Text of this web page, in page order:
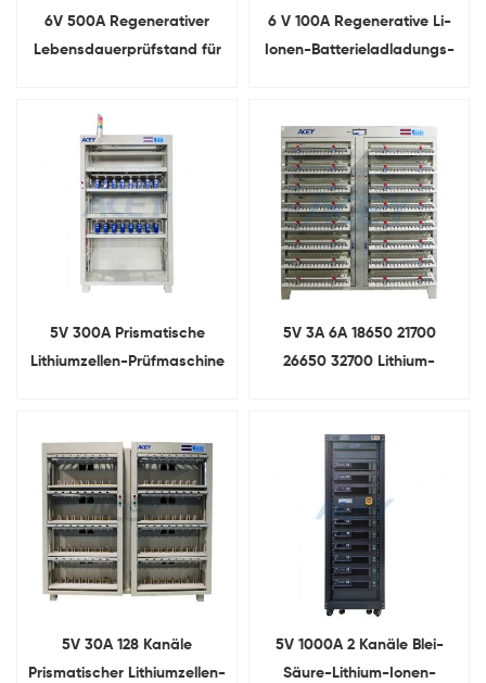
6V 500A Regenerativer
Lebensdauerprüfstand für
6 V 100A Regenerative Li-
Ionen-Batterieladladungs-
5V 300A Prismatische
Lithiumzellen-Prüfmaschine
5V 3A 6A 18650 21700
26650 32700 Lithium-
5V 30A 128 Kanäle
Prismatischer Lithiumzellen-
5V 1000A 2 Kanäle Blei-
Säure-Lithium-Ionen-